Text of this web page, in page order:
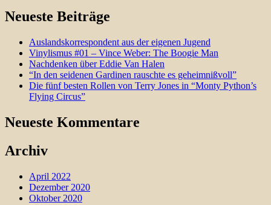
Neueste Beiträge
Auslandskorrespondent aus der eigenen Jugend
Vinylismus #01 – Vince Weber: The Boogie Man
Nachdenken über Eddie Van Halen
“In den seidenen Gardinen rauschte es geheimnißvoll”
Die fünf besten Rollen von Terry Jones in “Monty Python’s
Flying Circus”
Neueste Kommentare
Archiv
April 2022
Dezember 2020
Oktober 2020